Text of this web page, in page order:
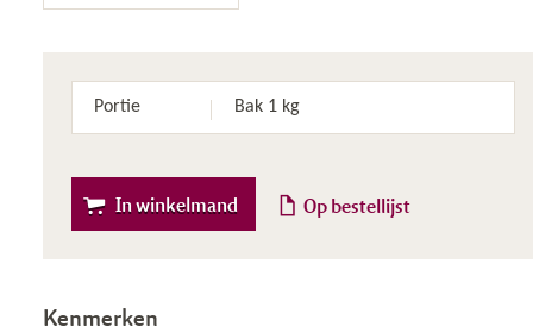
Portie Bak 1 kg
In winkelmand Op bestellijst
Kenmerken